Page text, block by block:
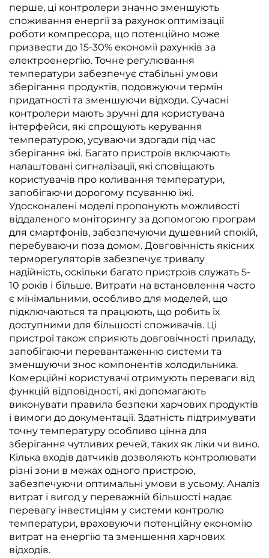
перше, ці контролери значно зменшують
споживання енергії за рахунок оптимізації
роботи компресора, що потенційно може
призвести до 15-30% економії рахунків за
електроенергію. Точне регулювання
температури забезпечує стабільні умови
зберігання продуктів, подовжуючи термін
придатності та зменшуючи відходи. Сучасні
контролери мають зручні для користувача
інтерфейси, які спрощують керування
температурою, усуваючи здогади під час
зберігання їжі. Багато пристроїв включають
налаштовані сигналізації, які сповіщають
користувачів про коливання температури,
запобігаючи дорогому псуванню їжі.
Удосконалені моделі пропонують можливості
віддаленого моніторингу за допомогою програм
для смартфонів, забезпечуючи душевний спокій,
перебуваючи поза домом. Довговічність якісних
терморегуляторів забезпечує тривалу
надійність, оскільки багато пристроїв служать 5-
10 років і більше. Витрати на встановлення часто
є мінімальними, особливо для моделей, що
підключаються та працюють, що робить їх
доступними для більшості споживачів. Ці
пристрої також сприяють довговічності приладу,
запобігаючи перевантаженню системи та
зменшуючи знос компонентів холодильника.
Комерційні користувачі отримують переваги від
функцій відповідності, які допомагають
виконувати правила безпеки харчових продуктів
і вимоги до документації. Здатність підтримувати
точну температуру особливо цінна для
зберігання чутливих речей, таких як ліки чи вино.
Кілька входів датчиків дозволяють контролювати
різні зони в межах одного пристрою,
забезпечуючи оптимальні умови в усьому. Аналіз
витрат і вигод у переважній більшості надає
перевагу інвестиціям у системи контролю
температури, враховуючи потенційну економію
витрат на енергію та зменшення харчових
відходів.